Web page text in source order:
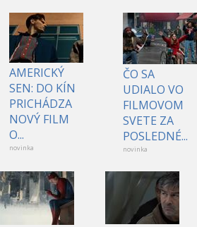
AMERICKÝ
SEN: DO KÍN
PRICHÁDZA
NOVÝ FILM
O...
novinka
ČO SA
UDIALO VO
FILMOVOM
SVETE ZA
POSLEDNÉ...
novinka